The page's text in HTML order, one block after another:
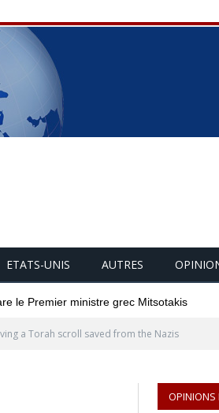
ETATS-UNIS AUTRES
le Premier ministre grec Mitsotakis
a Torah scroll saved from the Nazis
OPINIONS